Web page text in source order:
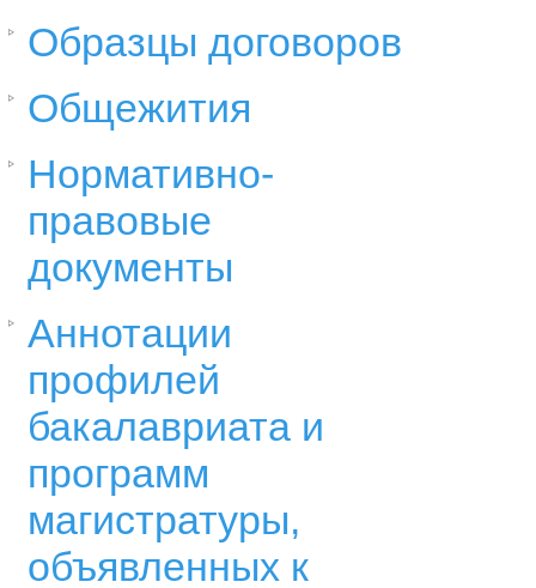
Образцы договоров
Общежития
Нормативно-
правовые
документы
Аннотации
профилей
бакалавриата и
программ
магистратуры,
объявленных к